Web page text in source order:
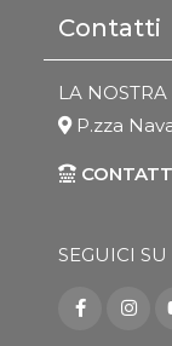
Contatti
LA NOSTRA
P.zza
SEGUICI SU